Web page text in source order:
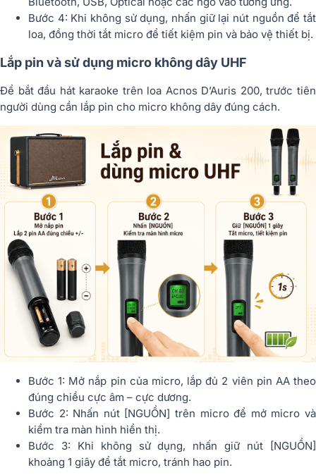
Bước 4: Khi không sử dụng, nhấn giữ lại nút nguồn để tắt
loa, đồng thời tắt micro để tiết kiệm pin và bảo vệ thiết bị.
Lắp pin và sử dụng micro không dây UHF
Để bắt đầu hát karaoke trên loa Acnos D’Auris 200, trước tiên
người dùng cần lắp pin cho micro không dây đúng cách.
Bước 1: Mở nắp pin của micro, lắp đủ 2 viên pin AA theo
đúng chiều cực âm – cực dương.
Bước 2: Nhấn nút [NGUỒN] trên micro để mở micro và
kiểm tra màn hình hiển thị.
Bước 3: Khi không sử dụng, nhấn giữ nút [NGUỒN]
khoảng 1 giây để tắt micro, tránh hao pin.